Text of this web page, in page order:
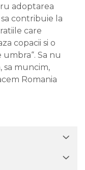
adoptarea
contribuie la
care
copacii si o
Sa nu
sa muncim,
Romania